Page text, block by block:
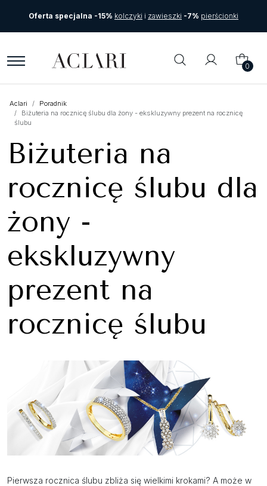
Oferta specjalna -15% kolczyki i zawieszki -7% pierścionki
0
Aclari
Poradnik
Biżuteria na rocznicę ślubu dla żony - ekskluzywny prezent na rocznicę
ślubu
Biżuteria na
rocznicę ślubu dla
żony -
ekskluzywny
prezent na
rocznicę ślubu
Pierwsza rocznica ślubu zbliża się wielkimi krokami? A może w